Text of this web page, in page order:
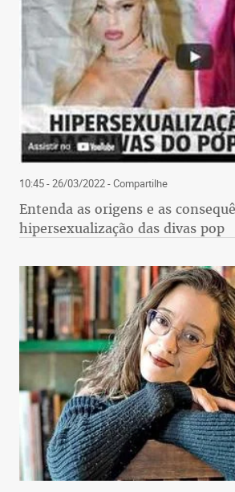
10:45 - 26/03/2022- Compartilhe
Entenda as origens e as
hipersexualização das divas pop